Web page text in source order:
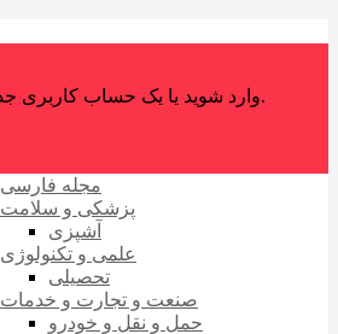
وارد شوید یا یک حساب کاربری جدید ایجاد کنید.
مجله فارسی
پزشکی و سلامت
آشپزی
علمی و تکنولوژی
تحصیلی
صنعت و تجارت و خدمات
حمل و نقل و خودرو